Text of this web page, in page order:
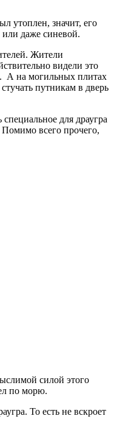
утоплен, значит, его
даже синевой.
Жители
видели это
А на могильных плитах
путникам в дверь
для драугра
Помимо всего прочего,
силой этого
по морю.
То есть не вскроет